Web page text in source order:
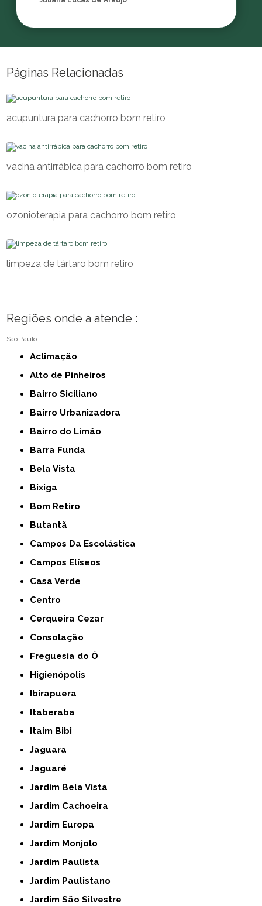
Páginas Relacionadas
acupuntura para cachorro bom retiro
vacina antirrábica para cachorro bom retiro
ozonioterapia para cachorro bom retiro
limpeza de tártaro bom retiro
Regiões onde a atende :
São Paulo
Aclimação
Alto de Pinheiros
Bairro Siciliano
Bairro Urbanizadora
Bairro do Limão
Barra Funda
Bela Vista
Bixiga
Bom Retiro
Butantã
Campos Da Escolástica
Campos Elíseos
Casa Verde
Centro
Cerqueira Cezar
Consolação
Freguesia do Ó
Higienópolis
Ibirapuera
Itaberaba
Itaim Bibi
Jaguara
Jaguaré
Jardim Bela Vista
Jardim Cachoeira
Jardim Europa
Jardim Monjolo
Jardim Paulista
Jardim Paulistano
Jardim São Silvestre